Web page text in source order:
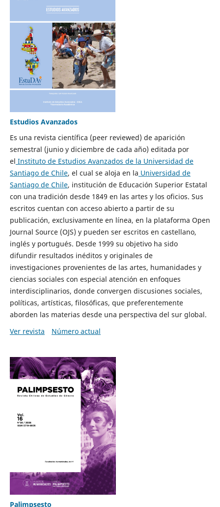
Estudios Avanzados
Es una revista científica (peer reviewed) de aparición
semestral (junio y diciembre de cada año) editada por
el Instituto de Estudios Avanzados de la Universidad de
Santiago de Chile, el cual se aloja en la Universidad de
Santiago de Chile, institución de Educación Superior Estatal
con una tradición desde 1849 en las artes y los oficios. Sus
escritos cuentan con acceso abierto a partir de su
publicación, exclusivamente en línea, en la plataforma Open
Journal Source (OJS) y pueden ser escritos en castellano,
inglés y portugués. Desde 1999 su objetivo ha sido
difundir resultados inéditos y originales de
investigaciones provenientes de las artes, humanidades y
ciencias sociales con especial atención en enfoques
interdisciplinarios, donde convergen discusiones sociales,
políticas, artísticas, filosóficas, que preferentemente
aborden las materias desde una perspectiva del sur global.
Ver revista
Número actual
Palimpsesto